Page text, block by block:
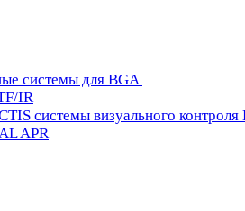
системы для BGA
IR
системы визуального контроля
APR